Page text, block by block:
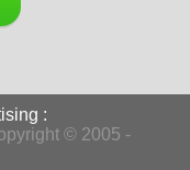
:
© 2005 -